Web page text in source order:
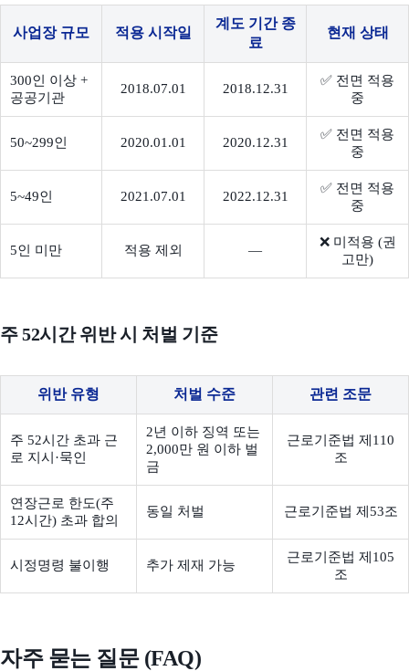
사업장 규모 적용 시작일
계도 기간 종
료
현재 상태
300인 이상 +
공공기관
2018.07.01 2018.12.31
✅ 전면 적용
중
50~299인 2020.01.01 2020.12.31
✅ 전면 적용
중
5~49인 2021.07.01 2022.12.31
✅ 전면 적용
중
5인 미만 적용 제외 —
❌ 미적용 (권
고만)
주 52시간 위반 시 처벌 기준
위반 유형 처벌 수준 관련 조문
주 52시간 초과 근
로 지시·묵인
2년 이하 징역 또는
2,000만 원 이하 벌
금
근로기준법 제110
조
연장근로 한도(주
12시간) 초과 합의
동일 처벌 근로기준법 제53조
시정명령 불이행 추가 제재 가능
근로기준법 제105
조
자주 묻는 질문 (FAQ)